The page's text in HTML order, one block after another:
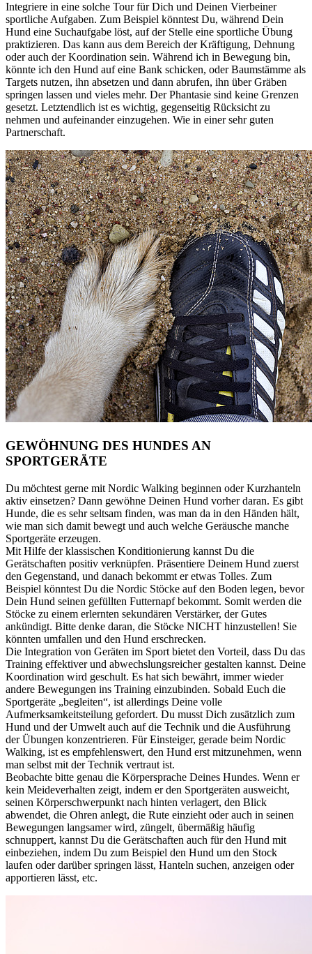
Integriere in eine solche Tour für Dich und Deinen Vierbeiner
sportliche Aufgaben. Zum Beispiel könntest Du, während Dein
Hund eine Suchaufgabe löst, auf der Stelle eine sportliche Übung
praktizieren. Das kann aus dem Bereich der Kräftigung, Dehnung
oder auch der Koordination sein. Während ich in Bewegung bin,
könnte ich den Hund auf eine Bank schicken, oder Baumstämme als
Targets nutzen, ihn absetzen und dann abrufen, ihn über Gräben
springen lassen und vieles mehr. Der Phantasie sind keine Grenzen
gesetzt. Letztendlich ist es wichtig, gegenseitig Rücksicht zu
nehmen und aufeinander einzugehen. Wie in einer sehr guten
Partnerschaft.
GEWÖHNUNG DES HUNDES AN
SPORTGERÄTE
Du möchtest gerne mit Nordic Walking beginnen oder Kurzhanteln
aktiv einsetzen? Dann gewöhne Deinen Hund vorher daran. Es gibt
Hunde, die es sehr seltsam finden, was man da in den Händen hält,
wie man sich damit bewegt und auch welche Geräusche manche
Sportgeräte erzeugen.
Mit Hilfe der klassischen Konditionierung kannst Du die
Gerätschaften positiv verknüpfen. Präsentiere Deinem Hund zuerst
den Gegenstand, und danach bekommt er etwas Tolles. Zum
Beispiel könntest Du die Nordic Stöcke auf den Boden legen, bevor
Dein Hund seinen gefüllten Futternapf bekommt. Somit werden die
Stöcke zu einem erlernten sekundären Verstärker, der Gutes
ankündigt. Bitte denke daran, die Stöcke NICHT hinzustellen! Sie
könnten umfallen und den Hund erschrecken.
Die Integration von Geräten im Sport bietet den Vorteil, dass Du das
Training effektiver und abwechslungsreicher gestalten kannst. Deine
Koordination wird geschult. Es hat sich bewährt, immer wieder
andere Bewegungen ins Training einzubinden. Sobald Euch die
Sportgeräte „begleiten“, ist allerdings Deine volle
Aufmerksamkeitsteilung gefordert. Du musst Dich zusätzlich zum
Hund und der Umwelt auch auf die Technik und die Ausführung
der Übungen konzentrieren. Für Einsteiger, gerade beim Nordic
Walking, ist es empfehlenswert, den Hund erst mitzunehmen, wenn
man selbst mit der Technik vertraut ist.
Beobachte bitte genau die Körpersprache Deines Hundes. Wenn er
kein Meideverhalten zeigt, indem er den Sportgeräten ausweicht,
seinen Körperschwerpunkt nach hinten verlagert, den Blick
abwendet, die Ohren anlegt, die Rute einzieht oder auch in seinen
Bewegungen langsamer wird, züngelt, übermäßig häufig
schnuppert, kannst Du die Gerätschaften auch für den Hund mit
einbeziehen, indem Du zum Beispiel den Hund um den Stock
laufen oder darüber springen lässt, Hanteln suchen, anzeigen oder
apportieren lässt, etc.